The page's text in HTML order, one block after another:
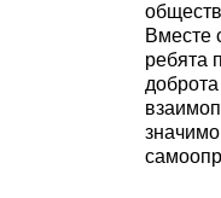
Вместе
ребята